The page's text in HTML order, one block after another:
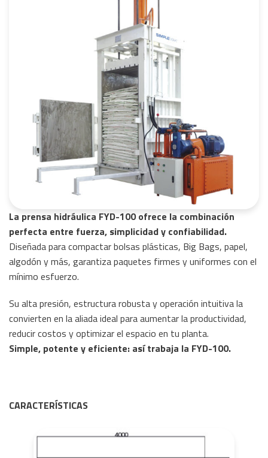
La prensa hidráulica FYD-100 ofrece la combinación
perfecta entre fuerza, simplicidad y confiabilidad.
Diseñada para compactar bolsas plásticas, Big Bags, papel,
algodón y más, garantiza paquetes firmes y uniformes con el
mínimo esfuerzo.
Su alta presión, estructura robusta y operación intuitiva la
convierten en la aliada ideal para aumentar la productividad,
reducir costos y optimizar el espacio en tu planta.
Simple, potente y eficiente: así trabaja la FYD-100.
CARACTERÍSTICAS